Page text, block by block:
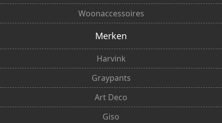
Woonaccessoires
Merken
Harvink
Graypants
Art Deco
Giso